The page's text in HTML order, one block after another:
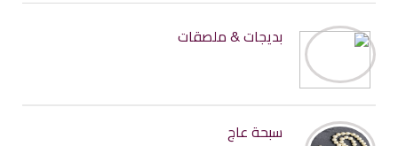
بديجات & ملصقات
سبحة عاج